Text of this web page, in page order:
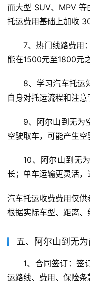
而大型 SUV、MPV
托运费用基础上加收
7、热门线路费用
能在1500元至1800元
8、学习汽车托运
自身对托运流程和注意
9、阿尔山到无为
空驶取车，可能产生空
10、阿尔山到无
长；单车运输更灵活，
汽车托运收费费用仅
根据实际车型、距离、
五、阿尔山到无
1、合同签订：签
运路线、费用、保险条